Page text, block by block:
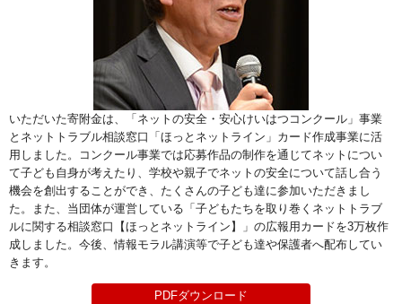
いただいた寄附金は、「ネットの安全・安心けいはつコンクール」事業
とネットトラブル相談窓口「ほっとネットライン」カード作成事業に活
用しました。コンクール事業では応募作品の制作を通じてネットについ
て子ども自身が考えたり、学校や親子でネットの安全について話し合う
機会を創出することができ、たくさんの子ども達に参加いただきまし
た。また、当団体が運営している「子どもたちを取り巻くネットトラブ
ルに関する相談窓口【ほっとネットライン】」の広報用カードを3万枚作
成しました。今後、情報モラル講演等で子ども達や保護者へ配布してい
きます。
PDFダウンロード